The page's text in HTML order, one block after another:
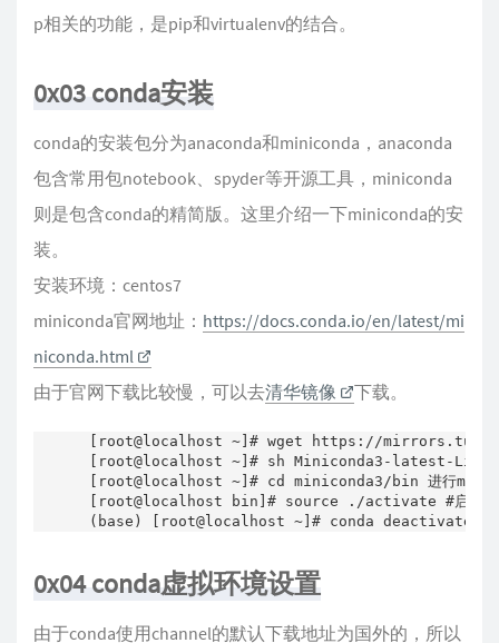
p相关的功能，是pip和virtualenv的结合。
0x03 conda安装
conda的安装包分为anaconda和miniconda，anaconda
包含常用包notebook、spyder等开源工具，miniconda
则是包含conda的精简版。这里介绍一下miniconda的安
装。
安装环境：centos7
miniconda官网地址： https://docs.conda.io/en/latest/mi
niconda.html
由于官网下载比较慢，可以去清华镜像 下载。
[root@localhost ~]# wget https://
[root@localhost ~]# sh Miniconda3-latest-Linux-
[root@localhost ~]# cd miniconda3/bin 进行
[root@localhost bin]# source ./activate #启动
0x04 conda虚拟环境设置
由于conda使用channel的默认下载地址为国外的，所以